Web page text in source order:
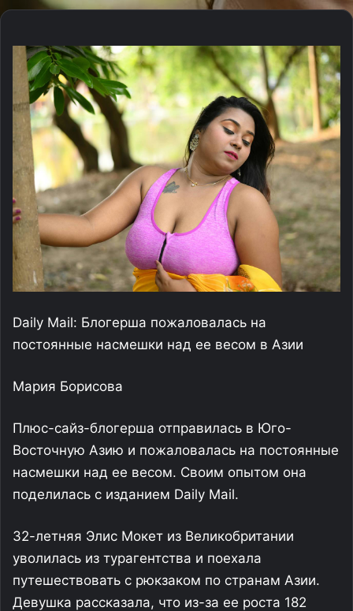
Daily Mail: Блогерша пожаловалась на
постоянные насмешки над ее весом в Азии
Мария Борисова
Плюс-сайз-блогерша отправилась в Юго-
Восточную Азию и пожаловалась на постоянные
насмешки над ее весом. Своим опытом она
поделилась с изданием Daily Mail.
32-летняя Элис Мокет из Великобритании
уволилась из турагентства и поехала
путешествовать с рюкзаком по странам Азии.
Девушка рассказала, что из-за ее роста 182